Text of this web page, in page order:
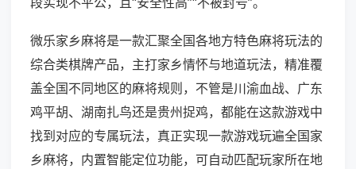
微乐家乡麻将是一款汇聚全国各地方特色麻将玩法的
综合类棋牌产品，主打家乡情怀与地道玩法，精准覆
盖全国不同地区的麻将规则，不管是川渝血战、广东
鸡平胡、湖南扎鸟还是贵州捉鸡，都能在这款游戏中
找到对应的专属玩法，真正实现一款游戏玩遍全国家
乡麻将，内置智能定位功能，可自动匹配玩家所在地